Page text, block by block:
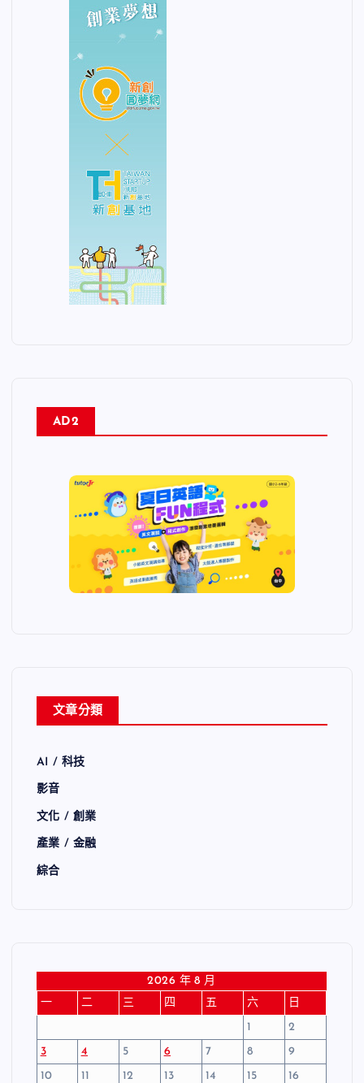
AD2
文章分類
AI / 科技
影音
文化 / 創業
產業 / 金融
綜合
2026 年 8 月
一
二 三 四 五 六
日
1
2
3
4 5 6 7 8
9
10
11 12 13 14 15
16